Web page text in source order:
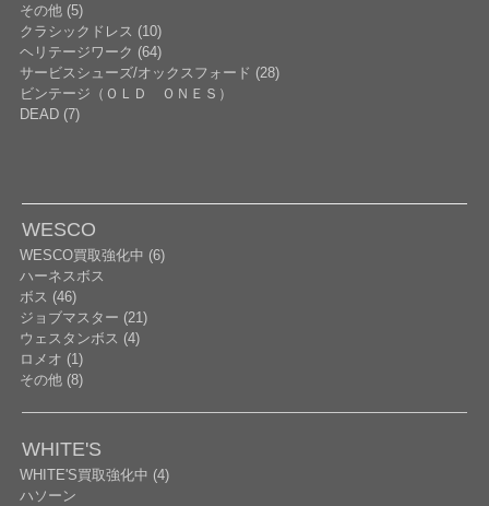
その他 (5)
クラシックドレス (10)
ヘリテージワーク (64)
サービスシューズ/オックスフォード (28)
ビンテージ（ＯＬＤ ＯＮＥＳ）
DEAD (7)
WESCO
WESCO買取強化中 (6)
ハーネスボス
ボス (46)
ジョブマスター (21)
ウェスタンボス (4)
ロメオ (1)
その他 (8)
WHITE'S
WHITE'S買取強化中 (4)
ハソーン